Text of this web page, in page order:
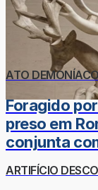
ATO DEMONÍACO
Foragido
preso em
conjunta
ARTIFÍCIO